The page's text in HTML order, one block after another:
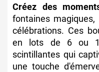
Créez des
fontaines
célébrations. Ces
en lots de 6 ou
scintillantes qui
une touche